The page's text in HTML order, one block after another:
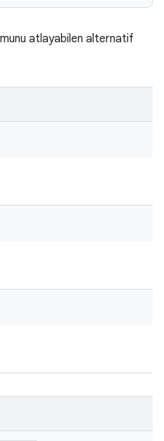
atlayabilen alternatif